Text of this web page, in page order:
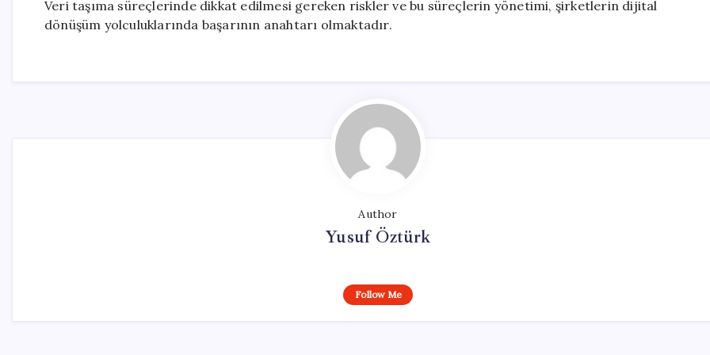
Veri taşıma süreçlerinde dikkat edilmesi gereken riskler ve bu süreçlerin yönetimi, şirketlerin dijital
dönüşüm yolculuklarında başarının anahtarı olmaktadır.
Author
Yusuf Öztürk
Follow Me